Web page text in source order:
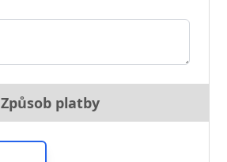
Způsob platby